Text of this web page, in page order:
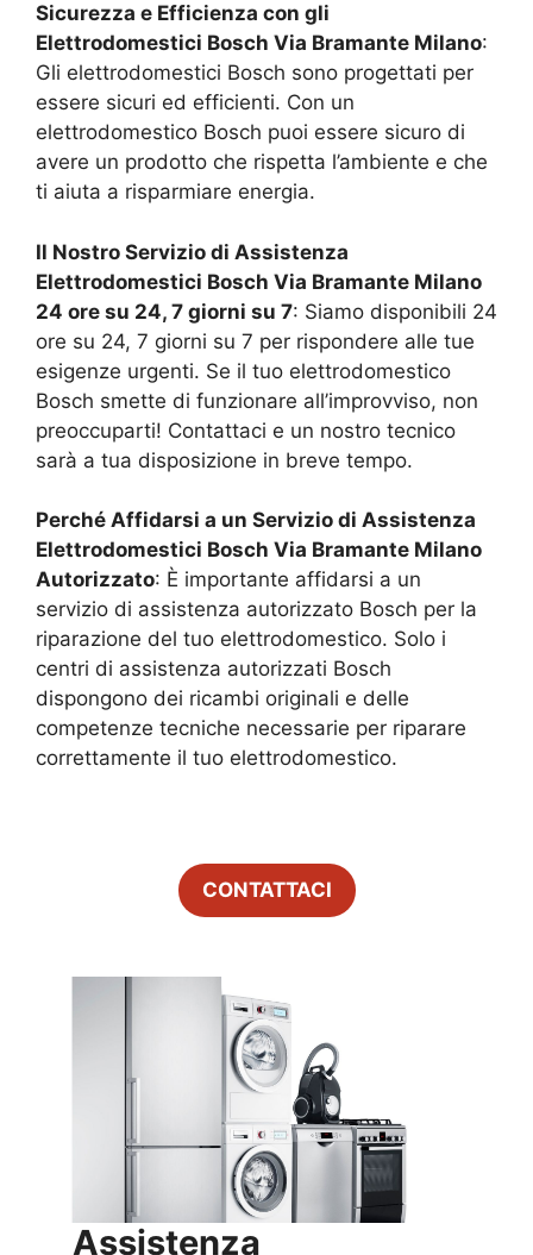
Sicurezza e Efficienza con gli
Elettrodomestici Bosch Via Bramante Milano:
Gli elettrodomestici Bosch sono progettati per
essere sicuri ed efficienti. Con un
elettrodomestico Bosch puoi essere sicuro di
avere un prodotto che rispetta l’ambiente e che
ti aiuta a risparmiare energia.
Il Nostro Servizio di Assistenza
Elettrodomestici Bosch Via Bramante Milano
24 ore su 24, 7 giorni su 7: Siamo disponibili 24
ore su 24, 7 giorni su 7 per rispondere alle tue
esigenze urgenti. Se il tuo elettrodomestico
Bosch smette di funzionare all’improvviso, non
preoccuparti! Contattaci e un nostro tecnico
sarà a tua disposizione in breve tempo.
Perché Affidarsi a un Servizio di Assistenza
Elettrodomestici Bosch Via Bramante Milano
Autorizzato: È importante affidarsi a un
servizio di assistenza autorizzato Bosch per la
riparazione del tuo elettrodomestico. Solo i
centri di assistenza autorizzati Bosch
dispongono dei ricambi originali e delle
competenze tecniche necessarie per riparare
correttamente il tuo elettrodomestico.
CONTATTACI
Assistenza